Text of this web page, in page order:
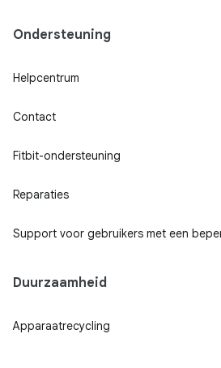
Ondersteuning
Helpcentrum
Contact
Fitbit-ondersteuning
Reparaties
Support voor gebruikers met een
Duurzaamheid
Apparaatrecycling